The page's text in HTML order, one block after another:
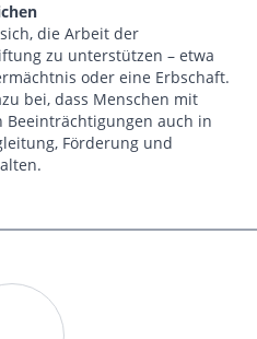
die Arbeit der
zu unterstützen – etwa
oder eine Erbschaft.
bei, dass Menschen mit
Beeinträchtigungen auch in
Förderung und